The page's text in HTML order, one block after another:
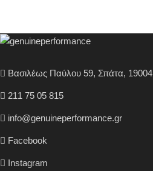
Βασιλέως Παύλου 59, Σπάτα, 19004
211 75 05 815
info@genuineperformance.gr
Facebook
Instagram